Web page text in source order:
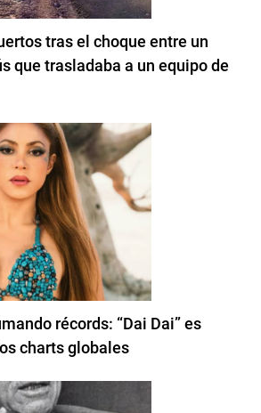
tras el choque entre un
que trasladaba a un equipo de
récords: “Dai Dai” es
charts globales